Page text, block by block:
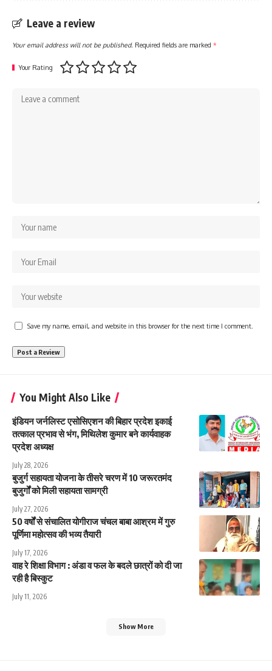
Leave a review
Your email address will not be published. Required fields are marked *
Your Rating
Save my name, email, and website in this browser for the next time I comment.
You Might Also Like
इंडियन जर्नलिस्ट एसोसिएशन की बिहार प्रदेश इकाई
तत्काल प्रभाव से भंग, मिथिलेश कुमार बने कार्यवाहक
प्रदेश अध्यक्ष
July 28, 2026
बुजुर्ग सहायता योजना के तीसरे चरण में 10 जरूरतमंद
बुजुर्गों को मिली सहायता सामग्री
July 27, 2026
50 वर्षों से संचालित योगीराज चंचल बाबा आश्रम में गुरु
पूर्णिमा महोत्सव की भव्य तैयारी
July 17, 2026
वाह रे शिक्षा विभाग : अंडा व फल के बदले छात्रों को दी जा
रही है बिस्कुट
July 11, 2026
Show More